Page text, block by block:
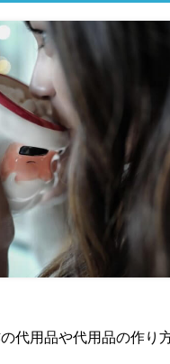
代用品や代用品の作り